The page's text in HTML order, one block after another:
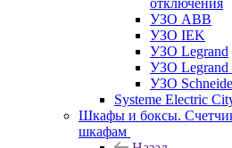
УЗО ABB
УЗО IEK
УЗО Legrand
УЗО Legrand
УЗО
Systeme Electric
Шкафы и боксы.
шкафам